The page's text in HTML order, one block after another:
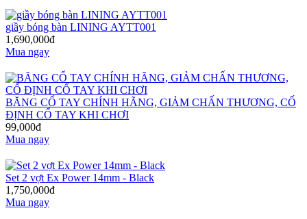
giầy bóng bàn LINING AYTT001
1,690,000đ
Mua ngay
BĂNG CỔ TAY CHÍNH HÃNG, GIẢM CHẤN THƯƠNG, CỐ
ĐỊNH CỔ TAY KHI CHƠI
99,000đ
Mua ngay
Set 2 vợt Ex Power 14mm - Black
1,750,000đ
Mua ngay